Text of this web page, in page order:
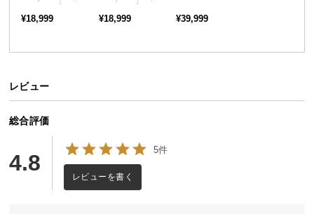
の
送
つ
い
¥18,999 ¥18,999 ¥39,999
レビュー
総合評価
4.8
5件
レビューを書く